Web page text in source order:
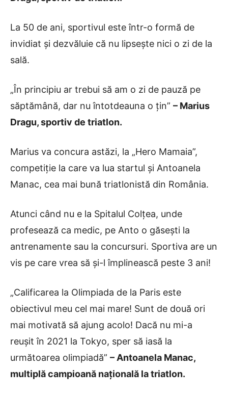
La 50 de ani, sportivul este într-o formă de
invidiat și dezvăluie că nu lipsește nici o zi de la
sală.
„În principiu ar trebui să am o zi de pauză pe
săptămână, dar nu întotdeauna o țin” – Marius
Dragu, sportiv de triatlon.
Marius va concura astăzi, la „Hero Mamaia”,
competiție la care va lua startul și Antoanela
Manac, cea mai bună triatlonistă din România.
Atunci când nu e la Spitalul Colțea, unde
profesează ca medic, pe Anto o găsești la
antrenamente sau la concursuri. Sportiva are un
vis pe care vrea să și-l împlinească peste 3 ani!
„Calificarea la Olimpiada de la Paris este
obiectivul meu cel mai mare! Sunt de două ori
mai motivată să ajung acolo! Dacă nu mi-a
reușit în 2021 la Tokyo, sper să iasă la
următoarea olimpiadă” – Antoanela Manac,
multiplă campioană națională la triatlon.